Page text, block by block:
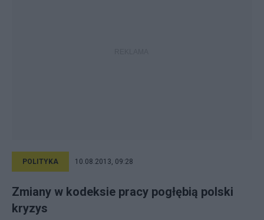
POLITYKA 10.08.2013, 09:28
Zmiany w kodeksie pracy pogłębią polski
kryzys